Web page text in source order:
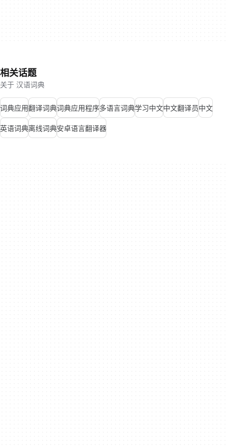
相关话题
关于 汉语词典
词典应用翻译词典词典应用程序多语言词典学习中文中文翻译员中文
英语词典离线词典安卓语言翻译器